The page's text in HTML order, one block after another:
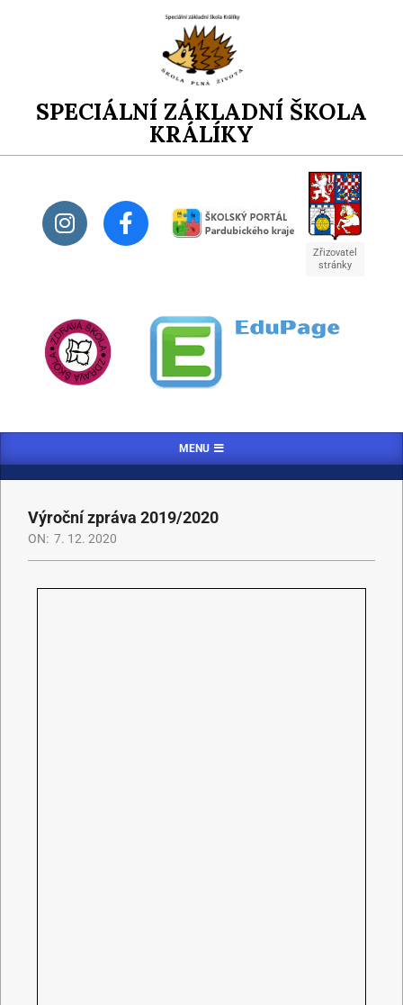
SPECIÁLNÍ ZÁKLADNÍ ŠKOLA
KRÁLÍKY
Zřizovatel
stránky
MENU
Výroční zpráva 2019/2020
ON: 7. 12. 2020